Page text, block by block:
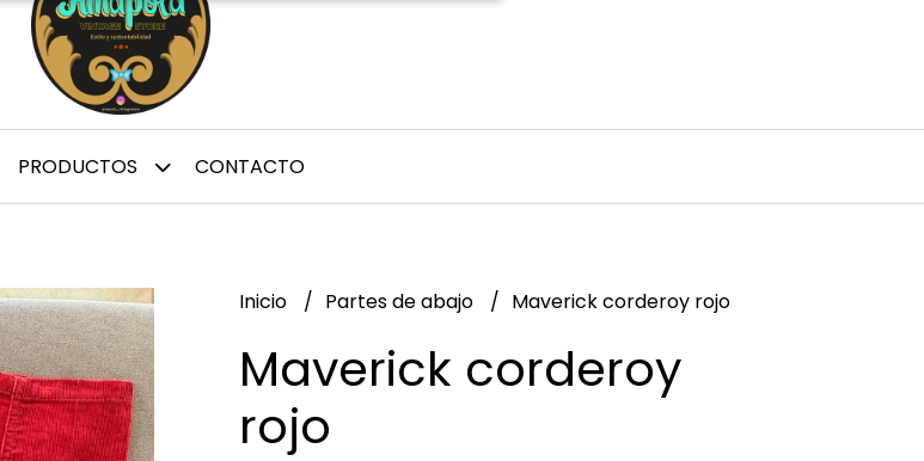
PRODUCTOS CONTACTO
Inicio Partes de abajo Maverick corderoy rojo
Maverick corderoy
rojo